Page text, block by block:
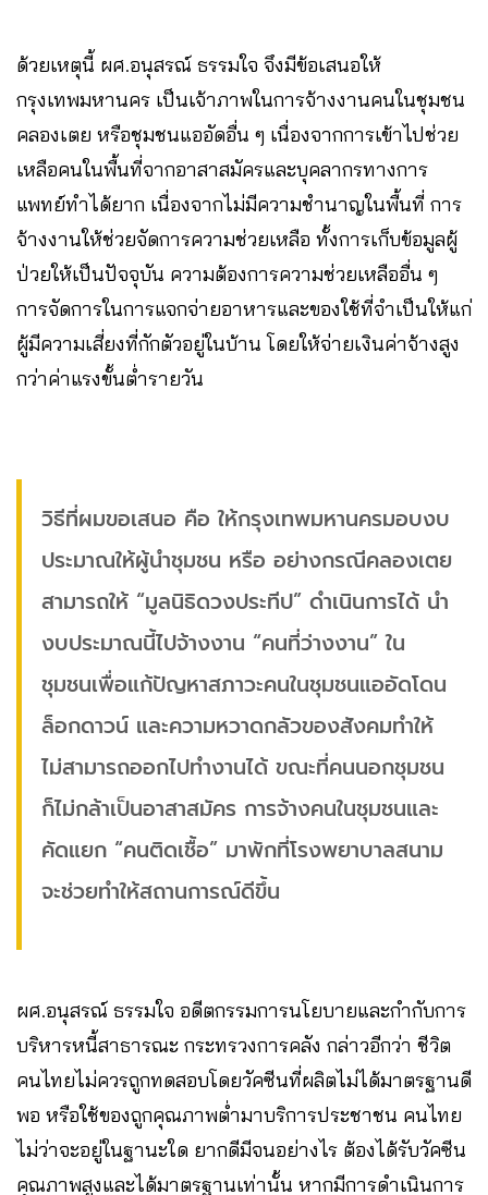
ด้วยเหตุนี้ ผศ.อนุสรณ์ ธรรมใจ จึงมีข้อเสนอให้
กรุงเทพมหานคร เป็นเจ้าภาพในการจ้างงานคนในชุมชน
คลองเตย หรือชุมชนแออัดอื่น ๆ เนื่องจากการเข้าไปช่วย
เหลือคนในพื้นที่จากอาสาสมัครและบุคลากรทางการ
แพทย์ทำได้ยาก เนื่องจากไม่มีความชำนาญในพื้นที่ การ
จ้างงานให้ช่วยจัดการความช่วยเหลือ ทั้งการเก็บข้อมูลผู้
ป่วยให้เป็นปัจจุบัน ความต้องการความช่วยเหลืออื่น ๆ
การจัดการในการแจกจ่ายอาหารและของใช้ที่จำเป็นให้แก่
ผู้มีความเสี่ยงที่กักตัวอยู่ในบ้าน โดยให้จ่ายเงินค่าจ้างสูง
กว่าค่าแรงขั้นต่ำรายวัน
วิธีที่ผมขอเสนอ คือ ให้กรุงเทพมหานครมอบงบ
ประมาณให้ผู้นำชุมชน หรือ อย่างกรณีคลองเตย
สามารถให้ “มูลนิธิดวงประทีป” ดำเนินการได้ นำ
งบประมาณนี้ไปจ้างงาน “คนที่ว่างงาน” ใน
ชุมชนเพื่อแก้ปัญหาสภาวะคนในชุมชนแออัดโดน
ล็อกดาวน์ และความหวาดกลัวของสังคมทำให้
ไม่สามารถออกไปทำงานได้ ขณะที่คนนอกชุมชน
ก็ไม่กล้าเป็นอาสาสมัคร การจ้างคนในชุมชนและ
คัดแยก “คนติดเชื้อ” มาพักที่โรงพยาบาลสนาม
จะช่วยทำให้สถานการณ์ดีขึ้น
ผศ.อนุสรณ์ ธรรมใจ อดีตกรรมการนโยบายและกำกับการ
บริหารหนี้สาธารณะ กระทรวงการคลัง กล่าวอีกว่า ชีวิต
คนไทยไม่ควรถูกทดสอบโดยวัคซีนที่ผลิตไม่ได้มาตรฐานดี
พอ หรือใช้ของถูกคุณภาพต่ำมาบริการประชาชน คนไทย
ไม่ว่าจะอยู่ในฐานะใด ยากดีมีจนอย่างไร ต้องได้รับวัคซีน
คุณภาพสูงและได้มาตรฐานเท่านั้น หากมีการดำเนินการ